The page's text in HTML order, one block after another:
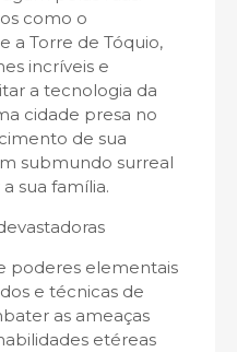
como o
a Torre de Tóquio,
incríveis e
a tecnologia da
cidade presa no
de sua
submundo surreal
sua família.
poderes elementais
e técnicas de
as ameaças
etéreas